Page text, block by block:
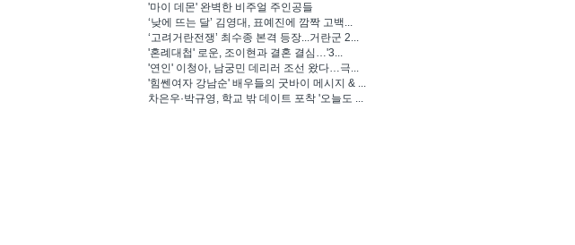
'마이 데몬' 완벽한 비주얼 주인공들
‘낮에 뜨는 달’ 김영대, 표예진에 깜짝 고백...
‘고려거란전쟁’ 최수종 본격 등장...거란군 2...
'혼례대첩' 로운, 조이현과 결혼 결심…'3...
'연인' 이청아, 남궁민 데리러 조선 왔다…극...
'힘쎈여자 강남순' 배우들의 굿바이 메시지 & ...
차은우·박규영, 학교 밖 데이트 포착 '오늘도 ...